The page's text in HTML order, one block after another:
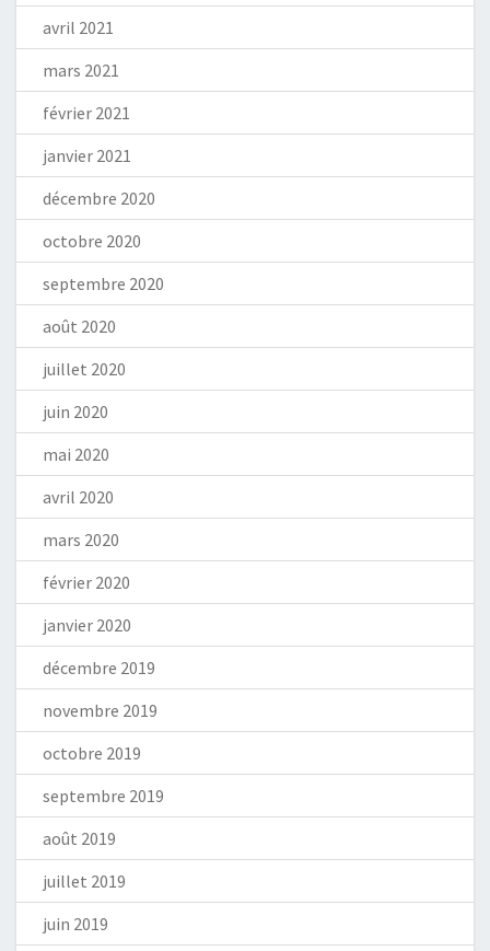
avril 2021
mars 2021
février 2021
janvier 2021
décembre 2020
octobre 2020
septembre 2020
août 2020
juillet 2020
juin 2020
mai 2020
avril 2020
mars 2020
février 2020
janvier 2020
décembre 2019
novembre 2019
octobre 2019
septembre 2019
août 2019
juillet 2019
juin 2019